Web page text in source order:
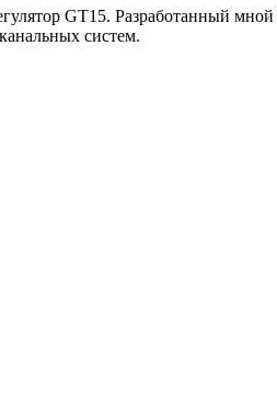
GT15. Разработанный мной
систем.